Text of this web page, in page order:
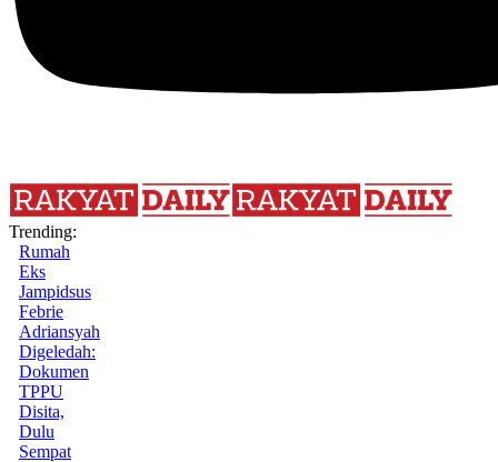
Trending:
Rumah
Eks
Jampidsus
Febrie
Adriansyah
Digeledah:
Dokumen
TPPU
Disita,
Dulu
Sempat